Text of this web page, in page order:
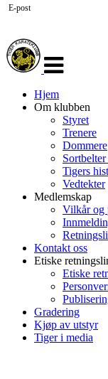
navigasjon
Hjem
Om klubben
Styret
Trenere
Dommere
Tigers
Vedtekter
Medlemskap
Vilkår og
Kontakt oss
Etiske
Etiske
Gradering
Kjøp av utstyr
Tiger i media
E-post